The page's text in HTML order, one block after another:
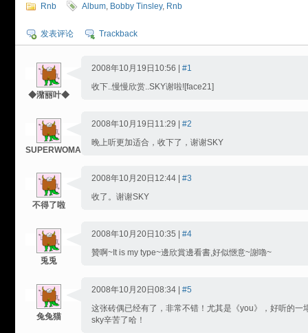
Rnb Album, Bobby Tinsley, Rnb
发表评论 Trackback
◆潴丽叶◆
2008年10月19日10:56 | #1
收下..慢慢欣赏..SKY谢啦![face21]
SUPERWOMAN
2008年10月19日11:29 | #2
晚上听更加适合，收下了，谢谢SKY
不得了啦
2008年10月20日12:44 | #3
收了。谢谢SKY
兎兎
2008年10月20日10:35 | #4
贊啊~It is my type~邊欣賞邊看書,好似愜意~謝嚕~
兔兔猫
2008年10月20日08:34 | #5
这张砖偶已经有了，非常不错！尤其是《you》，好听的一
sky辛苦了哈！